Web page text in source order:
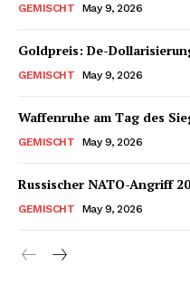
GEMISCHT May 9, 2026
Goldpreis: De-
GEMISCHT May 9, 2026
Waffenruhe am Tag des
GEMISCHT May 9, 2026
Russischer NATO-Angriff
GEMISCHT May 9, 2026